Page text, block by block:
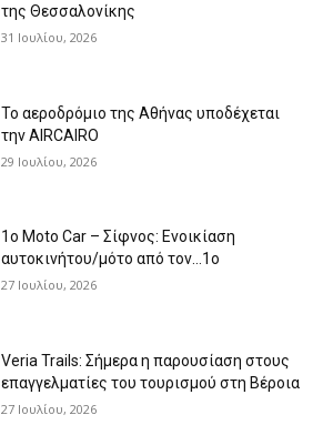
της Θεσσαλονίκης
31 Ιουλίου, 2026
Το αεροδρόμιο της Αθήνας υποδέχεται
την AIRCAIRO
29 Ιουλίου, 2026
1o Moto Car – Σίφνος: Ενοικίαση
αυτοκινήτου/μότο από τον…1ο
27 Ιουλίου, 2026
Veria Trails: Σήμερα η παρουσίαση στους
επαγγελματίες του τουρισμού στη Βέροια
27 Ιουλίου, 2026